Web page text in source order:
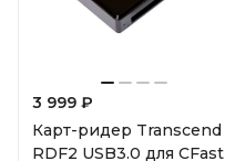
3 999 ₽
Карт-ридер Transcend
RDF2 USB3.0 для CFast